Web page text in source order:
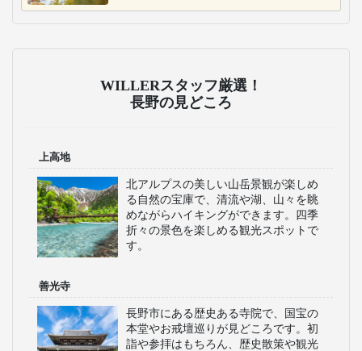
WILLERスタッフ厳選！
長野の見どころ
上高地
北アルプスの美しい山岳景観が楽しめ
る自然の宝庫で、清流や湖、山々を眺
めながらハイキングができます。四季
折々の景色を楽しめる観光スポットで
す。
善光寺
長野市にある歴史ある寺院で、国宝の
本堂やお戒壇巡りが見どころです。初
詣や参拝はもちろん、歴史散策や観光